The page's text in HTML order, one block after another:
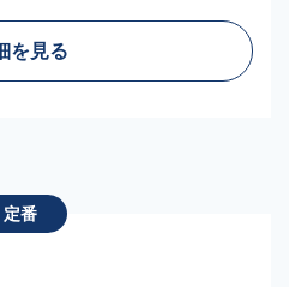
を見る
定番